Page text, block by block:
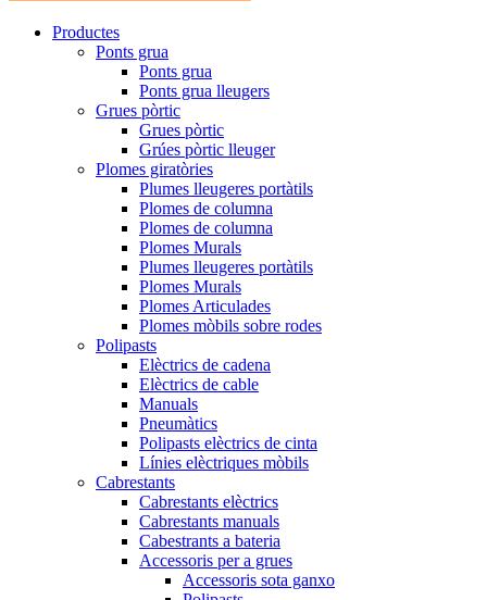
Productes
Ponts grua
Ponts grua
Ponts grua lleugers
Grues pòrtic
Grues pòrtic
Grúes pòrtic lleuger
Plomes giratòries
Plumes lleugeres portàtils
Plomes de columna
Plomes de columna
Plomes Murals
Plumes lleugeres portàtils
Plomes Murals
Plomes Articulades
Plomes mòbils sobre rodes
Polipasts
Elèctrics de cadena
Elèctrics de cable
Manuals
Pneumàtics
Polipasts elèctrics de cinta
Línies elèctriques mòbils
Cabrestants
Cabrestants elèctrics
Cabrestants manuals
Cabestrants a bateria
Accessoris per a grues
Accessoris sota ganxo